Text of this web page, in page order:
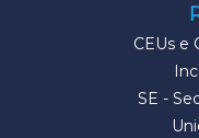
CEUs e
SE -